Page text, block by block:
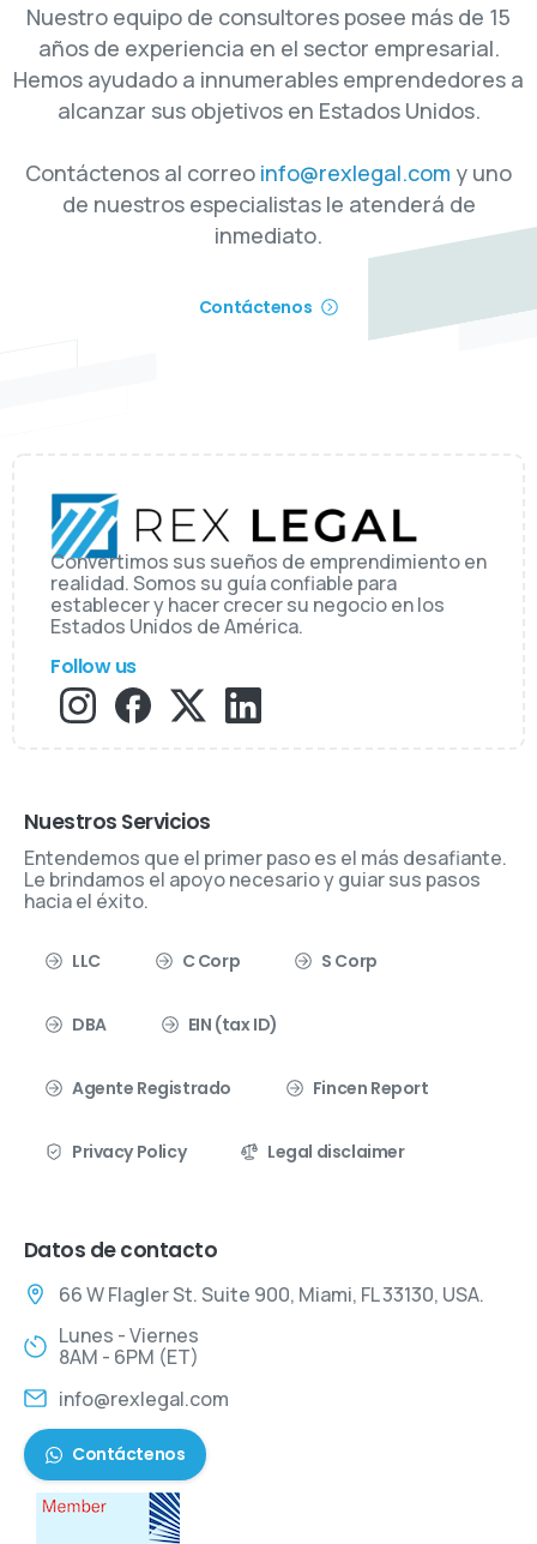
Nuestro equipo de consultores posee más de 15
años de experiencia en el sector empresarial.
Hemos ayudado a innumerables emprendedores a
alcanzar sus objetivos en Estados Unidos.
Contáctenos al correo info@rexlegal.com y uno
de nuestros especialistas le atenderá de
inmediato.
Contáctenos
Convertimos sus sueños de emprendimiento en
realidad. Somos su guía confiable para
establecer y hacer crecer su negocio en los
Estados Unidos de América.
Follow us
Nuestros Servicios
Entendemos que el primer paso es el más desafiante.
Le brindamos el apoyo necesario y guiar sus pasos
hacia el éxito.
LLC C Corp S Corp
DBA EIN (tax ID)
Agente Registrado Fincen Report
Privacy Policy Legal disclaimer
Datos de contacto
66 W Flagler St. Suite 900, Miami, FL 33130, USA.
Lunes - Viernes
8AM - 6PM (ET)
info@rexlegal.com
Contáctenos